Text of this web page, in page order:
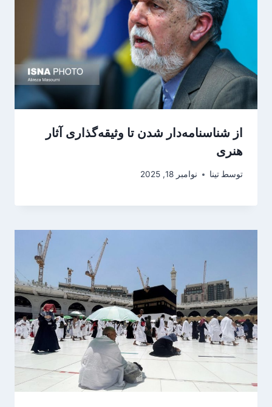
از شناسنامه‌دار شدن تا وثیقه‌گذاری آثار
هنری
توسط تینا نوامبر 18, 2025